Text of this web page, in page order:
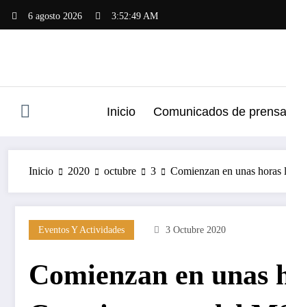
6 agosto 2026 3:52:50 AM
Inicio Comunicados de prensa
Inicio 2020 octubre 3 Comienzan en unas
Eventos Y Actividades 3 Octubre 2020
Comienzan en unas